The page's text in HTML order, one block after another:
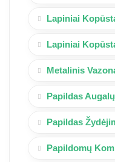
Lapiniai
Lapiniai
Metalinis
Papildas
Papildas
Papildomų